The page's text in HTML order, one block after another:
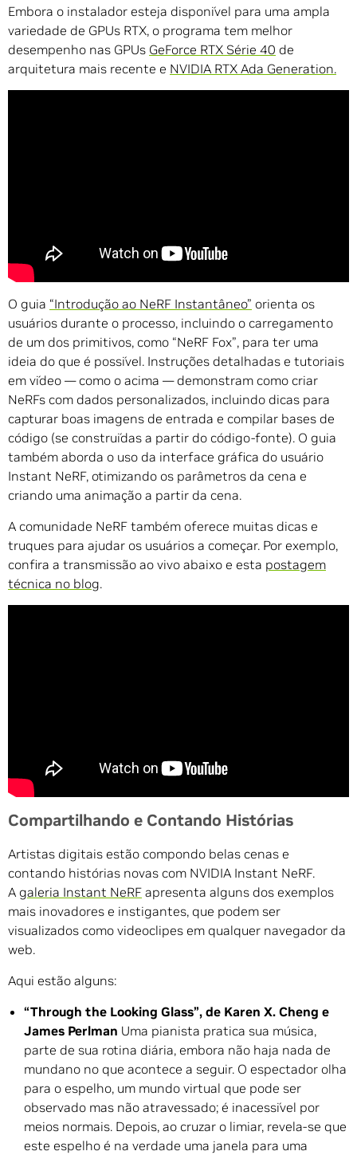
Embora o instalador esteja disponível para uma ampla
variedade de GPUs RTX, o programa tem melhor
desempenho nas GPUs GeForce RTX Série 40 de
arquitetura mais recente e NVIDIA RTX Ada Generation.
O guia “Introdução ao NeRF Instantâneo” orienta os
usuários durante o processo, incluindo o carregamento
de um dos primitivos, como “NeRF Fox”, para ter uma
ideia do que é possível. Instruções detalhadas e tutoriais
em vídeo — como o acima — demonstram como criar
NeRFs com dados personalizados, incluindo dicas para
capturar boas imagens de entrada e compilar bases de
código (se construídas a partir do código-fonte). O guia
também aborda o uso da interface gráfica do usuário
Instant NeRF, otimizando os parâmetros da cena e
criando uma animação a partir da cena.
A comunidade NeRF também oferece muitas dicas e
truques para ajudar os usuários a começar. Por exemplo,
confira a transmissão ao vivo abaixo e esta postagem
técnica no blog.
Compartilhando e Contando Histórias
Artistas digitais estão compondo belas cenas e
contando histórias novas com NVIDIA Instant NeRF.
A galeria Instant NeRF apresenta alguns dos exemplos
mais inovadores e instigantes, que podem ser
visualizados como videoclipes em qualquer navegador da
web.
Aqui estão alguns:
“Through the Looking Glass”, de Karen X. Cheng e
James Perlman Uma pianista pratica sua música,
parte de sua rotina diária, embora não haja nada de
mundano no que acontece a seguir. O espectador olha
para o espelho, um mundo virtual que pode ser
observado mas não atravessado; é inacessível por
meios normais. Depois, ao cruzar o limiar, revela-se que
este espelho é na verdade uma janela para uma